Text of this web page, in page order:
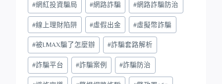
#網紅投資騙局 #網路詐騙 #網路詐騙防治
#線上理財陷阱 #虛假出金 #虛擬幣詐騙
#被LMAX騙了怎麼辦 #詐騙套路解析
#詐騙平台 #詐騙案例 #詐騙防治